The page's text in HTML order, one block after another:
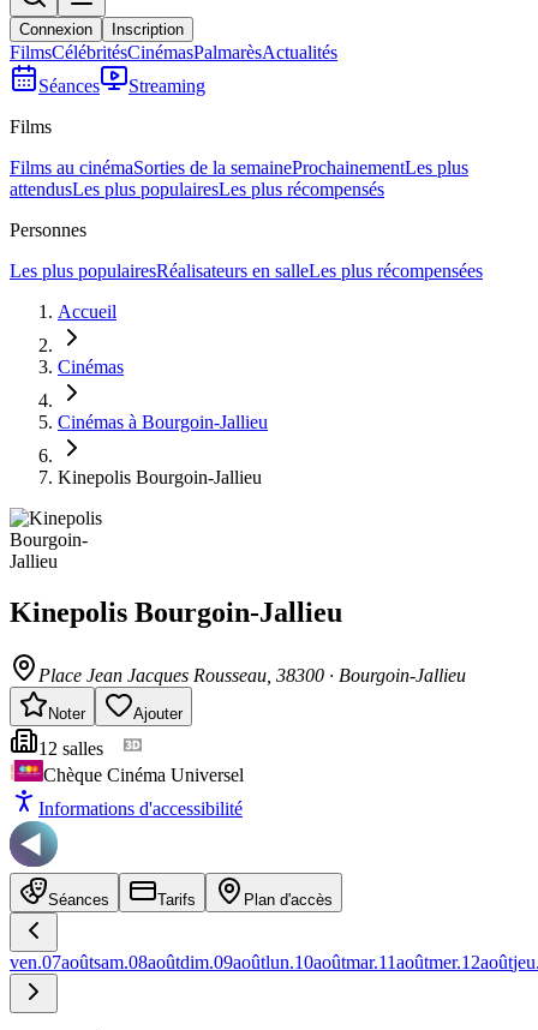
Connexion Inscription
FilmsCélébritésCinémasPalmarèsActualités
Séances
Streaming
Films
Films au cinémaSorties de la semaineProchainementLes plus
attendusLes plus populairesLes plus récompensés
Personnes
Les plus populairesRéalisateurs en salleLes plus récompensées
Accueil
Cinémas
Cinémas à Bourgoin-Jallieu
Kinepolis Bourgoin-Jallieu
Kinepolis Bourgoin-Jallieu
Place Jean Jacques Rousseau , 38300 · Bourgoin-Jallieu
Noter Ajouter
12 salles
Chèque Cinéma Universel
Informations d'accessibilité
Séances Tarifs Plan d'accès
ven.07aoûtsam.08aoûtdim.09aoûtlun.10aoûtmar.11aoûtmer.12août